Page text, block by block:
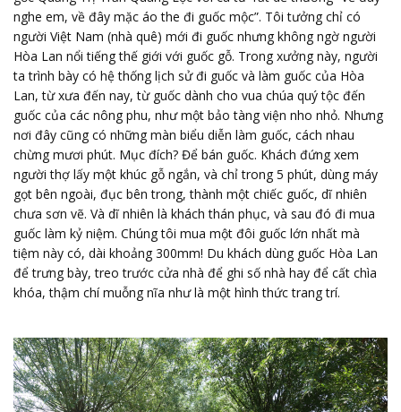
nghe em, về đây mặc áo the đi guốc mộc”. Tôi tưởng chỉ có
người Việt Nam (nhà quê) mới đi guốc nhưng không ngờ người
Hòa Lan nổi tiếng thế giới với guốc gỗ. Trong xưởng này, người
ta trình bày có hệ thống lịch sử đi guốc và làm guốc của Hòa
Lan, từ xưa đến nay, từ guốc dành cho vua chúa quý tộc đến
guốc của các nông phu, như một bảo tàng viện nho nhỏ. Nhưng
nơi đây cũng có những màn biểu diễn làm guốc, cách nhau
chừng mươi phút. Mục đích? Để bán guốc. Khách đứng xem
người thợ lấy một khúc gỗ ngắn, và chỉ trong 5 phút, dùng máy
gọt bên ngoài, đục bên trong, thành một chiếc guốc, dĩ nhiên
chưa sơn vẽ. Và dĩ nhiên là khách thán phục, và sau đó đi mua
guốc làm kỷ niệm. Chúng tôi mua một đôi guốc lớn nhất mà
tiệm này có, dài khoảng 300mm! Du khách dùng guốc Hòa Lan
để trưng bày, treo trước cửa nhà để ghi số nhà hay để cất chìa
khóa, thậm chí muỗng nĩa như là một hình thức trang trí.